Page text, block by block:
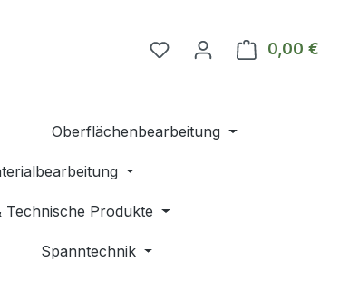
Du hast 0 Produkte auf
0,00 €
Oberflächenbearbeitung
Technische Produkte
Spanntechnik